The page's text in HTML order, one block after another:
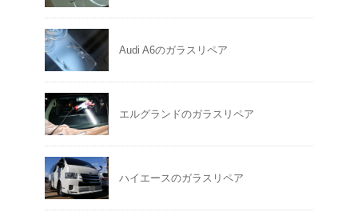
Audi A6のガラスリペア
エルグランドのガラスリペア
ハイエースのガラスリペア